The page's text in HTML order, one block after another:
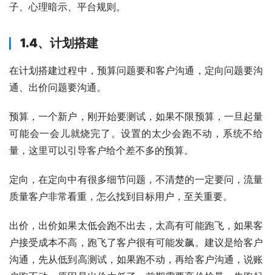
子、心理暗示、平台规则。
1.4、计划搭建
在计划搭建过程中，预算问题要和客户沟通，定向问题要沟
通、出价问题要沟通。
预算，一个新户，刚开始要测试，如果不限预算，一旦起量
可能会一会儿就烧完了。设置的太少会跑不动，系统不给
量，这里可以引导客户给个差不多的预算。
定向，在定向中有很多细节问题，不清楚的一定要问，流量
质量客户非常看重，怎么找到目标用户，至关重要。
出价，出价如果太低会跑不出去，太高有可能跑飞，如果客
户接受成本不高，跑飞了客户很有可能发飙。建议是给客户
沟通，先从低到高测试，如果跑不动，再给客户沟通，说账